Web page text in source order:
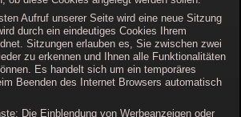
Aufruf unserer Seite wird eine neue Sitzung
durch ein eindeutiges Cookies Ihrem
Sitzungen erlauben es, Sie zwischen zwei
zu erkennen und Ihnen alle Funktionalitäten
Es handelt sich um ein temporäres
Beenden des Internet Browsers automatisch
Die Einblendung von Werbeanzeigen oder